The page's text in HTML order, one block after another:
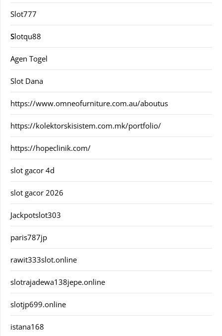
Slot777
Slotqu88
Agen Togel
Slot Dana
https://www.omneofurniture.com.au/aboutus
https://kolektorskisistem.com.mk/portfolio/
https://hopeclinik.com/
slot gacor 4d
slot gacor 2026
Jackpotslot303
paris787jp
rawit333slot.online
slotrajadewa138jepe.online
slotjp699.online
istana168